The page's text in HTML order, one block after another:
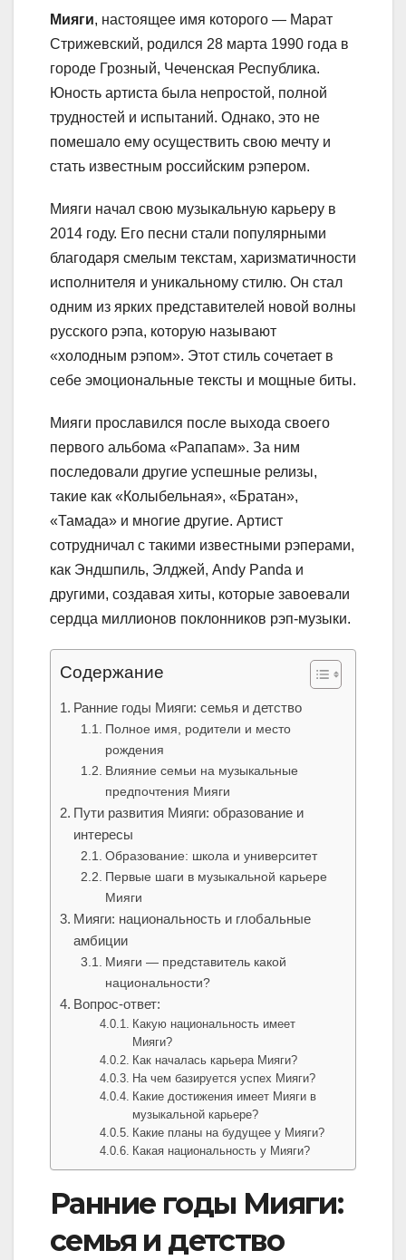
Мияги, настоящее имя которого — Марат
Стрижевский, родился 28 марта 1990 года в
городе Грозный, Чеченская Республика.
Юность артиста была непростой, полной
трудностей и испытаний. Однако, это не
помешало ему осуществить свою мечту и
стать известным российским рэпером.
Мияги начал свою музыкальную карьеру в
2014 году. Его песни стали популярными
благодаря смелым текстам, харизматичности
исполнителя и уникальному стилю. Он стал
одним из ярких представителей новой волны
русского рэпа, которую называют
«холодным рэпом». Этот стиль сочетает в
себе эмоциональные тексты и мощные биты.
Мияги прославился после выхода своего
первого альбома «Рапапам». За ним
последовали другие успешные релизы,
такие как «Колыбельная», «Братан»,
«Тамада» и многие другие. Артист
сотрудничал с такими известными рэперами,
как Эндшпиль, Элджей, Andy Panda и
другими, создавая хиты, которые завоевали
сердца миллионов поклонников рэп-музыки.
Содержание
Ранние годы Мияги: семья и детство
Полное имя, родители и место
рождения
Влияние семьи на музыкальные
предпочтения Мияги
Пути развития Мияги: образование и
интересы
Образование: школа и университет
Первые шаги в музыкальной карьере
Мияги
Мияги: национальность и глобальные
амбиции
Мияги — представитель какой
национальности?
Вопрос-ответ:
Какую национальность имеет
Мияги?
Как началась карьера Мияги?
На чем базируется успех Мияги?
Какие достижения имеет Мияги в
музыкальной карьере?
Какие планы на будущее у Мияги?
Какая национальность у Мияги?
Ранние годы Мияги:
семья и детство